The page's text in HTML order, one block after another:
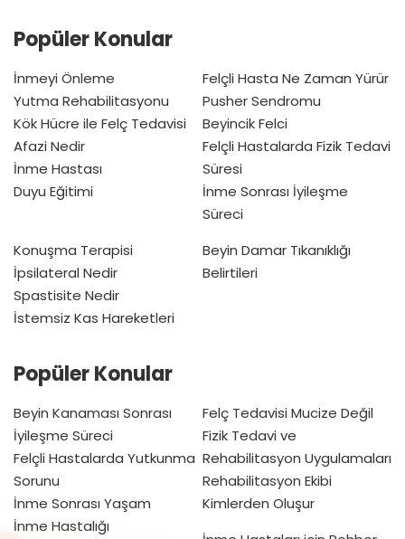
Popüler Konular
İnmeyi Önleme
Yutma Rehabilitasyonu
Kök Hücre ile Felç Tedavisi
Afazi Nedir
İnme Hastası
Duyu Eğitimi
Felçli Hasta Ne Zaman Yürür
Pusher Sendromu
Beyincik Felci
Felçli Hastalarda Fizik Tedavi
Süresi
İnme Sonrası İyileşme
Süreci
Konuşma Terapisi
İpsilateral Nedir
Spastisite Nedir
İstemsiz Kas Hareketleri
Beyin Damar Tıkanıklığı
Belirtileri
Popüler Konular
Beyin Kanaması Sonrası
İyileşme Süreci
Felçli Hastalarda Yutkunma
Sorunu
İnme Sonrası Yaşam
İnme Hastalığı
Felç Tedavisi Mucize Değil
Fizik Tedavi ve
Rehabilitasyon Uygulamaları
Rehabilitasyon Ekibi
Kimlerden Oluşur